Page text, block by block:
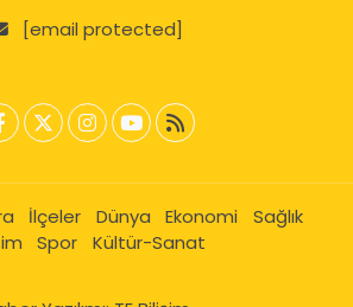
[email protected]
İlçeler Dünya Ekonomi
Sağlık
Spor Kültür-Sanat